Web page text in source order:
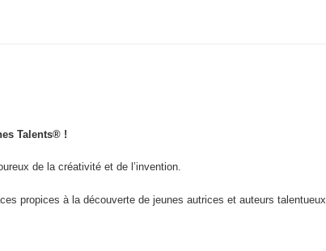
Talents® !
de la créativité et de l’invention.
propices à la découverte de jeunes autrices et auteurs talentueux.